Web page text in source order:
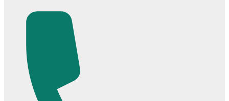
Cửa phào chỉ nổi